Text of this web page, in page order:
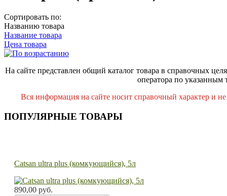
Сортировать по:
Названию товара
Название товара
Цена товара
На сайте представлен общий каталог товара в справочных
оператора по указанным
Вся информация на сайте носит справочный характер и
ПОПУЛЯРНЫЕ ТОВАРЫ
Catsan ultra plus (комкующийся), 5л
890,00 руб.